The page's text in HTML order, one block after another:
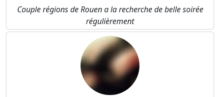
Couple régions de Rouen a la recherche de belle soirée
régulièrement